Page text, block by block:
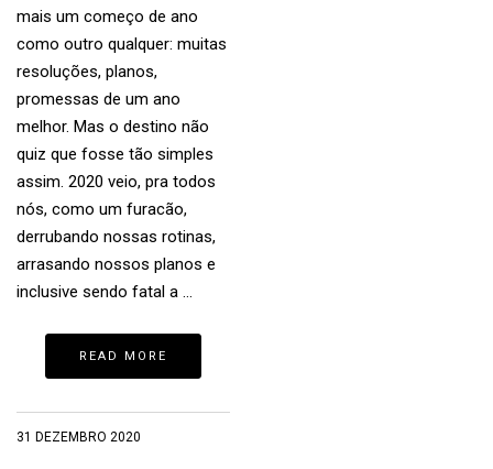
mais um começo de ano
como outro qualquer: muitas
resoluções, planos,
promessas de um ano
melhor. Mas o destino não
quiz que fosse tão simples
assim. 2020 veio, pra todos
nós, como um furacão,
derrubando nossas rotinas,
arrasando nossos planos e
inclusive sendo fatal a …
READ MORE
31 DEZEMBRO 2020